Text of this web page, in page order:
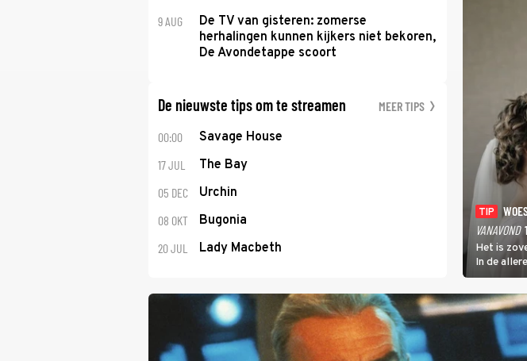
9 AUG
De TV van gisteren: zomerse
herhalingen kunnen kijkers niet bekoren,
De Avondetappe scoort
De nieuwste tips om te streamen MEER TIPS
00:00 Savage House
17 JUL The Bay
05 DEC Urchin
08 OKT Bugonia
20 JUL Lady Macbeth
TIP
VANAVOND
Het is
In de
Twente.